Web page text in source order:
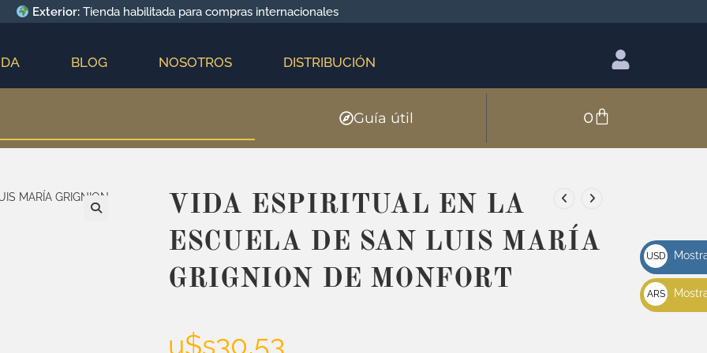
Exterior:Tienda habilitada para compras internacionales
BLOG NOSOTROS DISTRIBUCIÓN
Guía útil 0
VIDA ESPIRITUAL EN LA
ESCUELA DE SAN LUIS MARÍA
GRIGNION DE MONFORT
u$s30,53
USD
u$s
ARS
$